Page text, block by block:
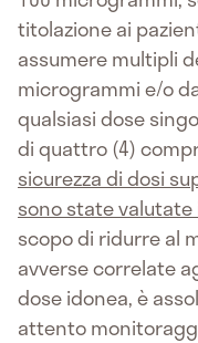
titolazione ai
assumere multipli
microgrammi e/o
qualsiasi dose
di quattro (4)
sicurezza di dosi
sono state
scopo di ridurre al
avverse correlate
dose idonea, è
attento